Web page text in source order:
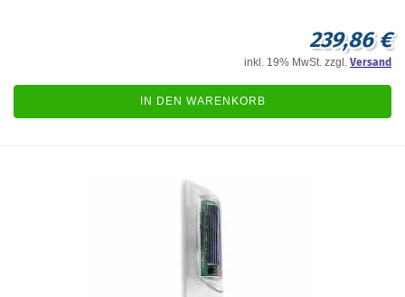
239,86 €
inkl. 19% MwSt. zzgl. Versand
IN DEN WARENKORB